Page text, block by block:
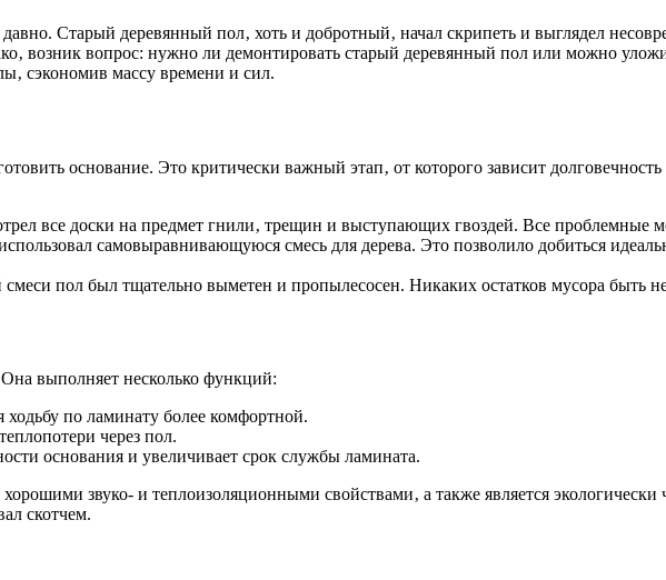
Старый деревянный пол‚ хоть и добротный‚ начал скрипеть и выглядел
возник вопрос: нужно ли демонтировать старый деревянный пол или можно
сэкономив массу времени и сил.
основание. Это критически важный этап‚ от которого зависит
все доски на предмет гнили‚ трещин и выступающих гвоздей. Все проблемные
самовыравнивающуюся смесь для дерева. Это позволило добиться
пол был тщательно выметен и пропылесосен. Никаких остатков мусора быть
выполняет несколько функций:
по ламинату более комфортной.
через пол.
основания и увеличивает срок службы ламината.
звуко- и теплоизоляционными свойствами‚ а также является
скотчем.